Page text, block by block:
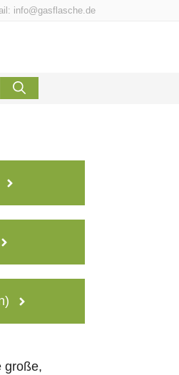
info@gasflasche.de
große,